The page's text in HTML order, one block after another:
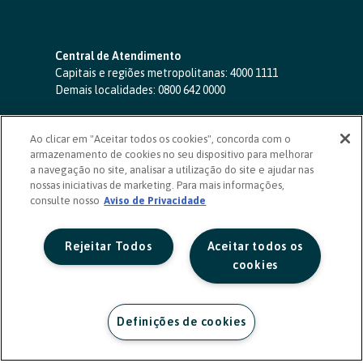
Central de Atendimento
Capitais e regiões metropolitanas: 4000 1111
Demais localidades: 0800 642 0000
SAC 24 horas-0800 724 4420
Ouvidoria
0800 725 0996
(de segunda a sexta, das 8h às 20h)
ouvidoriasicoob.com.br
Deficientes auditivos ou de fala
Ao clicar em "Aceitar todos os cookies", concorda com o
armazenamento de cookies no seu dispositivo para melhorar
a navegação no site, analisar a utilização do site e ajudar nas
nossas iniciativas de marketing. Para mais informações,
consulte nosso Aviso de Privacidade
Aceitar todos os
cookies
Rejeitar Todos
Definições de cookies